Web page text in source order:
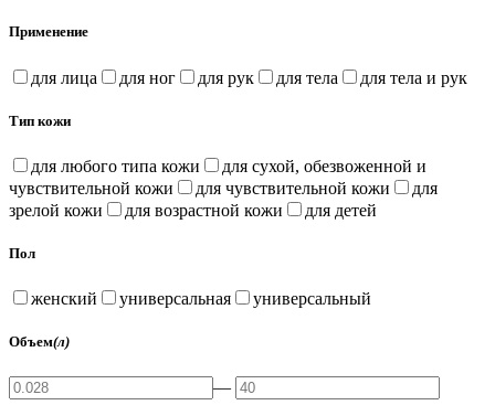
Применение
для лица для ног для рук для тела для тела и рук
Тип кожи
для любого типа кожи
для сухой, обезвоженной и
чувствительной кожи
для чувствительной кожи
для
зрелой кожи
для возрастной кожи для детей
Пол
женский универсальная универсальный
Объем(л)
—